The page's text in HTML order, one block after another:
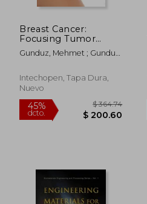
Breast Cancer:
Focusing Tumor
Microenvironment,
Stem cells and
Gunduz, Mehmet ; Gunduz,
Intechopen, Tapa Dura,
Nuevo